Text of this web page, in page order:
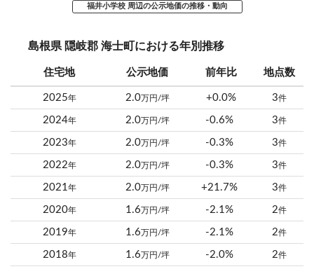
福井小学校 周辺の公示地価の推移・動向
島根県 隠岐郡 海士町における年別推移
住宅地 公示地価 前年比 地点数
2025年 2.0万円/坪 +0.0% 3件
2024年 2.0万円/坪 -0.6% 3件
2023年 2.0万円/坪 -0.3% 3件
2022年 2.0万円/坪 -0.3% 3件
2021年 2.0万円/坪 +21.7% 3件
2020年 1.6 万円/坪 -2.1% 2件
2019年 1.6 万円/坪 -2.1% 2件
2018年 1.6 万円/坪 -2.0% 2件